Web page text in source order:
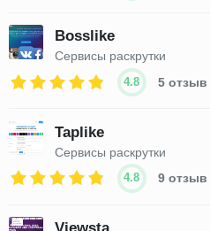
Bosslike
Сервисы раскрутки
4.8 5 отзыв
Taplike
Сервисы раскрутки
4.8 9 отзыв